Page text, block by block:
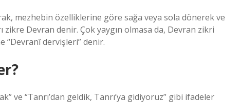
mezhebin özelliklerine göre sağa veya sola dönerek ve
zikre Devran denir. Çok yaygın olmasa da, Devran zikri
“Devranî dervişleri” denir.
ve “Tanrı’dan geldik, Tanrı’ya gidiyoruz” gibi ifadeler